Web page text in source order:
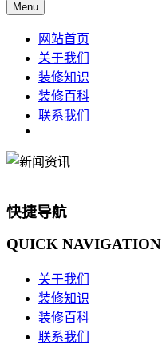
Menu
网站首页
关于我们
装修知识
装修百科
联系我们
快捷导航
QUICK NAVIGATION
关于我们
装修知识
装修百科
联系我们